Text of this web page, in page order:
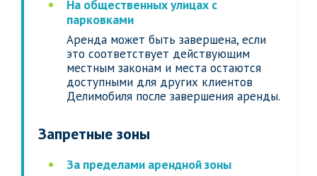
На общественных улицах с
парковками
Аренда может быть завершена, если
это соответствует действующим
местным законам и места остаются
доступными для других клиентов
Делимобиля после завершения аренды.
Запретные зоны
За пределами арендной зоны